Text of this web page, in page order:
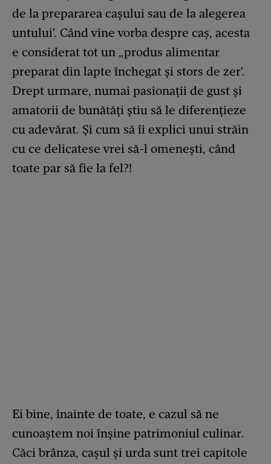
de la prepararea cașului sau de la alegerea
untului'. Când vine vorba despre caș, acesta
e considerat tot un „produs alimentar
preparat din lapte închegat și stors de zer'.
Drept urmare, numai pasionații de gust și
amatorii de bunătăți știu să le diferențieze
cu adevărat. Și cum să îi explici unui străin
cu ce delicatese vrei să-l omenești, când
toate par să fie la fel?!
Ei bine, înainte de toate, e cazul să ne
cunoaștem noi înșine patrimoniul culinar.
Căci brânza, cașul și urda sunt trei capitole